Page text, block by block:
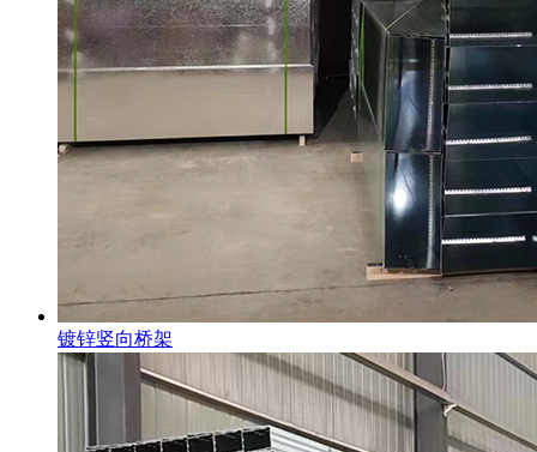
镀锌竖向桥架